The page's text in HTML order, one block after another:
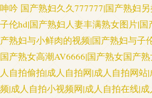
呻吟 国产熟妇久久777777|国产熟妇
子伦hd|国产熟妇人妻丰满熟女图片|
产熟妇与小鲜肉的视频|国产熟妇与子
国产熟女高潮AV6666|国产熟女国产
人自拍偷拍|成人自拍网|成人自拍网
频|成人自拍小视频网|成人自拍在线|